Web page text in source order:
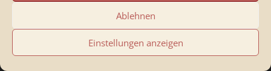
Ablehnen
Einstellungen anzeigen
Kategorien